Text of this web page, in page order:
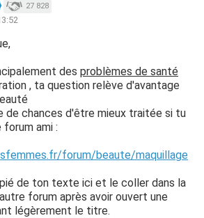
27 828
des problèmes de santé
, ta question relève d'avantage
de chances d'être mieux traitée si tu
forum ami :
forum/beaute/maquillage
de ton texte ici et le coller dans la
forum après avoir ouvert une
légèrement le titre.